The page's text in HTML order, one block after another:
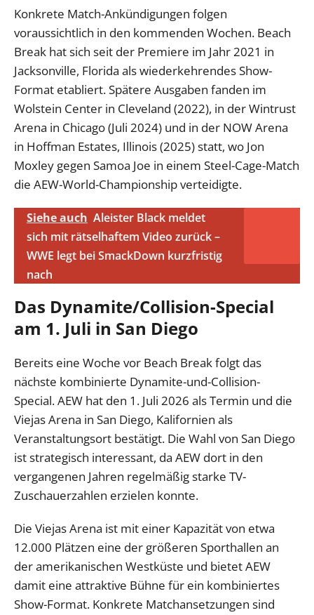
Konkrete Match-Ankündigungen folgen
voraussichtlich in den kommenden Wochen. Beach
Break hat sich seit der Premiere im Jahr 2021 in
Jacksonville, Florida als wiederkehrendes Show-
Format etabliert. Spätere Ausgaben fanden im
Wolstein Center in Cleveland (2022), in der Wintrust
Arena in Chicago (Juli 2024) und in der NOW Arena
in Hoffman Estates, Illinois (2025) statt, wo Jon
Moxley gegen Samoa Joe in einem Steel-Cage-Match
die AEW-World-Championship verteidigte.
Siehe auch Aleister Black meldet
sich mit rätselhaftem Video zurück –
WWE legt bei SmackDown kurzfristig
nach
Das Dynamite/Collision-Special
am 1. Juli in San Diego
Bereits eine Woche vor Beach Break folgt das
nächste kombinierte Dynamite-und-Collision-
Special. AEW hat den 1. Juli 2026 als Termin und die
Viejas Arena in San Diego, Kalifornien als
Veranstaltungsort bestätigt. Die Wahl von San Diego
ist strategisch interessant, da AEW dort in den
vergangenen Jahren regelmäßig starke TV-
Zuschauerzahlen erzielen konnte.
Die Viejas Arena ist mit einer Kapazität von etwa
12.000 Plätzen eine der größeren Sporthallen an
der amerikanischen Westküste und bietet AEW
damit eine attraktive Bühne für ein kombiniertes
Show-Format. Konkrete Matchansetzungen sind